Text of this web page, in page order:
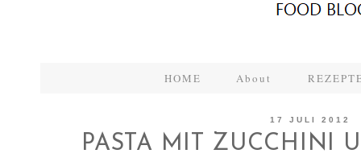
HOME About
17 JULI 2012
PASTA MIT ZUCCHINI